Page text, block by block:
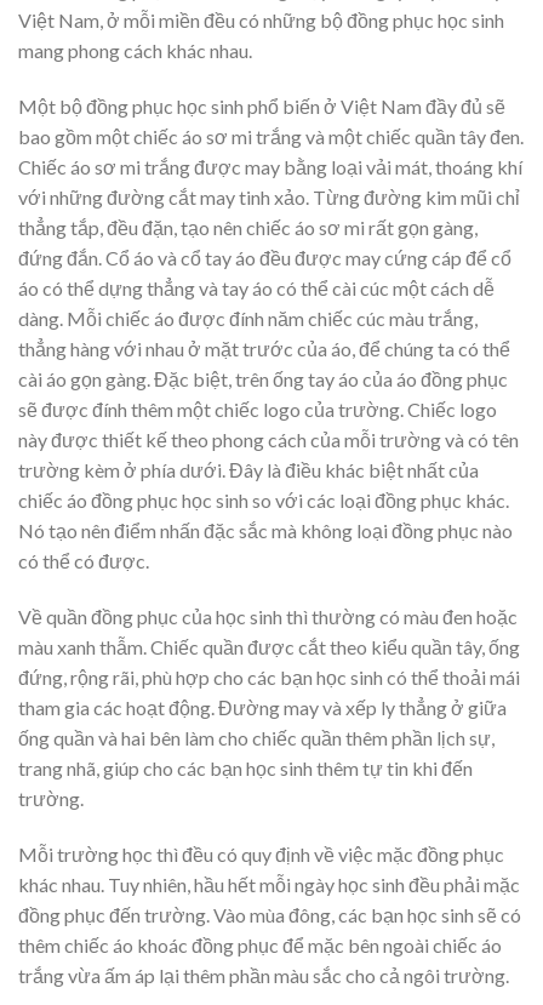
Việt Nam, ở mỗi miền đều có những bộ đồng phục học sinh
mang phong cách khác nhau.
Một bộ đồng phục học sinh phổ biến ở Việt Nam đầy đủ sẽ
bao gồm một chiếc áo sơ mi trắng và một chiếc quần tây đen.
Chiếc áo sơ mi trắng được may bằng loại vải mát, thoáng khí
với những đường cắt may tinh xảo. Từng đường kim mũi chỉ
thẳng tắp, đều đặn, tạo nên chiếc áo sơ mi rất gọn gàng,
đứng đắn. Cổ áo và cổ tay áo đều được may cứng cáp để cổ
áo có thể dựng thẳng và tay áo có thể cài cúc một cách dễ
dàng. Mỗi chiếc áo được đính năm chiếc cúc màu trắng,
thẳng hàng với nhau ở mặt trước của áo, để chúng ta có thể
cài áo gọn gàng. Đặc biệt, trên ống tay áo của áo đồng phục
sẽ được đính thêm một chiếc logo của trường. Chiếc logo
này được thiết kế theo phong cách của mỗi trường và có tên
trường kèm ở phía dưới. Đây là điều khác biệt nhất của
chiếc áo đồng phục học sinh so với các loại đồng phục khác.
Nó tạo nên điểm nhấn đặc sắc mà không loại đồng phục nào
có thể có được.
Về quần đồng phục của học sinh thì thường có màu đen hoặc
màu xanh thẫm. Chiếc quần được cắt theo kiểu quần tây, ống
đứng, rộng rãi, phù hợp cho các bạn học sinh có thể thoải mái
tham gia các hoạt động. Đường may và xếp ly thẳng ở giữa
ống quần và hai bên làm cho chiếc quần thêm phần lịch sự,
trang nhã, giúp cho các bạn học sinh thêm tự tin khi đến
trường.
Mỗi trường học thì đều có quy định về việc mặc đồng phục
khác nhau. Tuy nhiên, hầu hết mỗi ngày học sinh đều phải mặc
đồng phục đến trường. Vào mùa đông, các bạn học sinh sẽ có
thêm chiếc áo khoác đồng phục để mặc bên ngoài chiếc áo
trắng vừa ấm áp lại thêm phần màu sắc cho cả ngôi trường.